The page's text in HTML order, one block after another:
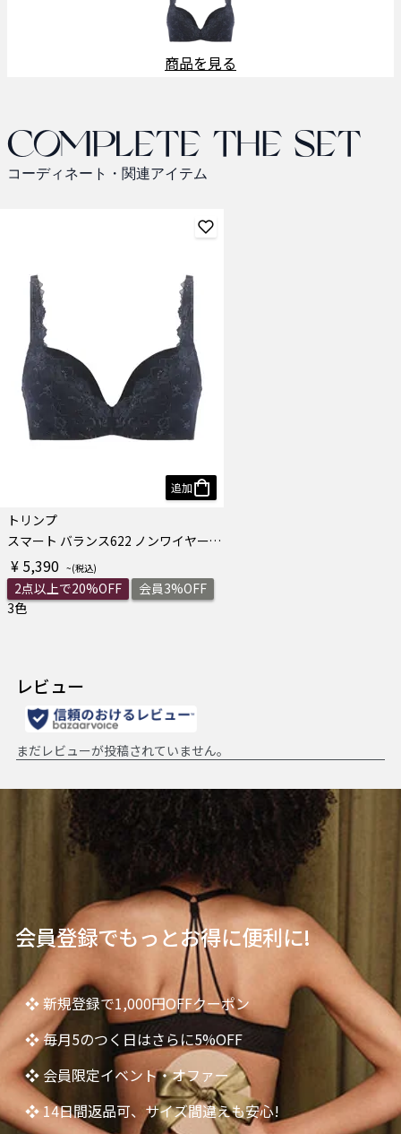
商品を見る
Complete the set
コーディネート・関連アイテム
追加
トリンプ
スマート バランス622 ノンワイヤーブラジャー
¥ 5,390
2点以上で20%OFF
会員3%OFF
3色
会員登録でもっとお得に便利に!
❖ 新規登録で1,000円OFFクーポン
❖ 毎月5のつく日はさらに5%OFF
❖ 会員限定イベント・オファー
❖ 14日間返品可、サイズ間違えも安心!